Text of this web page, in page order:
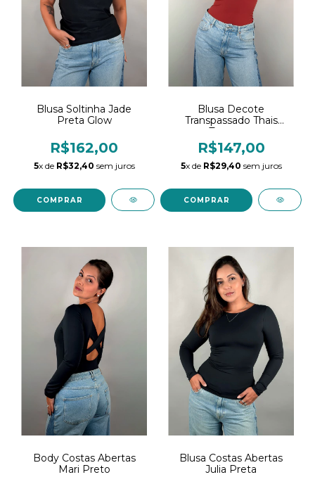
Blusa Soltinha Jade
Preta Glow
R$162,00
5x de R$32,40 sem juros
COMPRAR
Blusa Decote
Transpassado Thais
Terracota
R$147,00
5x de R$29,40 sem juros
COMPRAR
Body Costas Abertas
Mari Preto
Blusa Costas Abertas
Julia Preta